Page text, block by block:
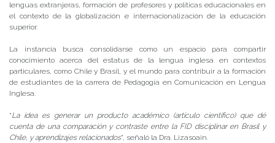
lenguas extranjeras, formación de profesores y políticas educacionales en
el contexto de la globalización e internacionalización de la educación
superior.
La instancia busca consolidarse como un espacio para compartir
conocimiento acerca del estatus de la lengua inglesa en contextos
particulares, como Chile y Brasil, y el mundo para contribuir a la formación
de estudiantes de la carrera de Pedagogía en Comunicación en Lengua
Inglesa.
“La idea es generar un producto académico (artículo científico) que dé
cuenta de una comparación y contraste entre la FID disciplinar en Brasil y
Chile, y aprendizajes relacionados”, señaló la Dra. Lizasoain.